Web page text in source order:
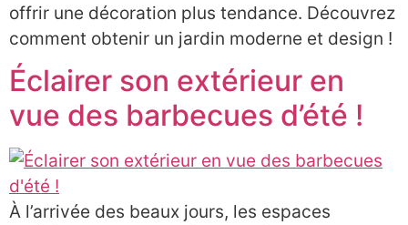
offrir une décoration plus tendance. Découvrez
comment obtenir un jardin moderne et design !
Éclairer son extérieur en
vue des barbecues d’été !
À l’arrivée des beaux jours, les espaces